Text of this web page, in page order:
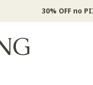
30% OFF no